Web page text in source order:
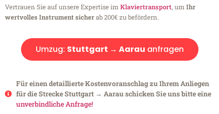
Vertrauen Sie auf unsere Expertise im Klaviertransport, um Ihr
wertvolles Instrument sicherab 200€ zu befördern.
Umzug: Stuttgart → Aarau anfragen
Für einen detaillierte Kostenvoranschlag zu Ihrem Anliegen
für die Strecke Stuttgart → Aarau schicken Sie uns bitte eine
unverbindliche Anfrage!